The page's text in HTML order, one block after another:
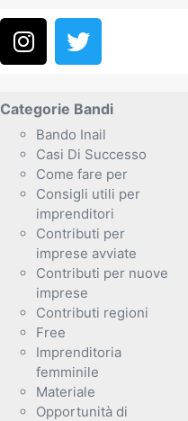
Categorie Bandi
Bando Inail
Casi Di Successo
Come fare per
Consigli utili per
imprenditori
Contributi per
imprese avviate
Contributi per nuove
imprese
Contributi regioni
Free
Imprenditoria
femminile
Materiale
Opportunità di